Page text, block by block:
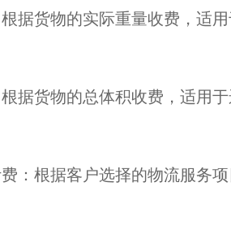
据货物的实际重量收费，适
据货物的总体积收费，适用
：根据客户选择的物流服务